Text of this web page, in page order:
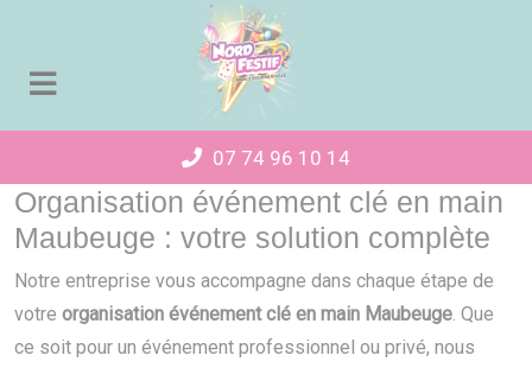
07 74 96 10 14
Organisation événement clé en main
Maubeuge : votre solution complète
Notre entreprise vous accompagne dans chaque étape de
votre organisation événement clé en main Maubeuge. Que
ce soit pour un événement professionnel ou privé, nous
Panneau de gestion des cookies